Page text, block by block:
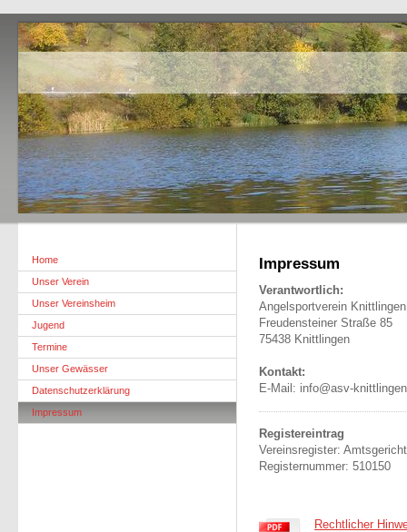
Home
Unser Verein
Unser Vereinsheim
Jugend
Termine
Unser Gewässer
Datenschutzerklärung
Impressum
Impressum
Verantwortlich:
Angelsportverein
Freudensteiner Straße 85
75438 Knittlingen
Kontakt:
E-Mail: info@asv-
Registereintrag
Vereinsregister:
Registernummer: 510150
Rechtlicher